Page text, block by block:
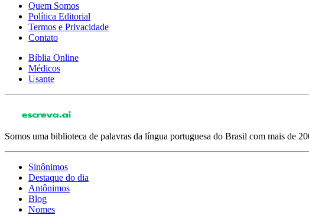
Quem Somos
Política Editorial
Termos e Privacidade
Contato
Bíblia Online
Médicos
Usante
Somos uma biblioteca de palavras da língua portuguesa do Brasil com mais de
Sinônimos
Destaque do dia
Antônimos
Blog
Nomes